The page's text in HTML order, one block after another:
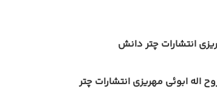
انتشارات چتر دانش
ابوئی مهریزی انتشارات چتر